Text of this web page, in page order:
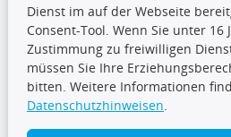
Folge uns
TecDoc Inside
Dienst im auf der Webseite
Consent-Tool. Wenn Sie unter
Zustimmung zu freiwilligen
müssen Sie Ihre
bitten. Weitere Informationen
Datenschutzhinweisen